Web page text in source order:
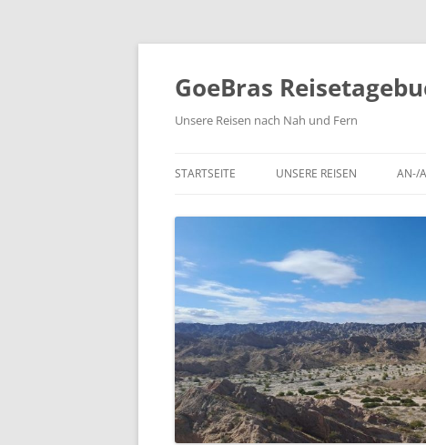
Zum
GoeBras
Unsere Reisen nach Nah und Fern
STARTSEITE UNSERE REISEN
RUNDREISE NORDAMERIKA
2021/22
NORWEGEN 2020
COSTA RICA 2019
YUKON UND ALASKA 2018
SÜDFRANKREICH 2015
AN-/